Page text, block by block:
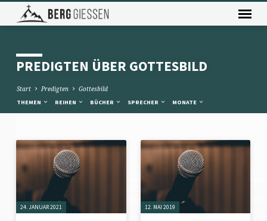
PREDIGTEN ÜBER GOTTESBILD
Start Predigten Gottesbild
THEMEN REIHEN BÜCHER SPRECHER MONATE
PREDIGTEN
ÜBER
GOTTESBILD
24. JANUAR 2021 12. MAI 2019